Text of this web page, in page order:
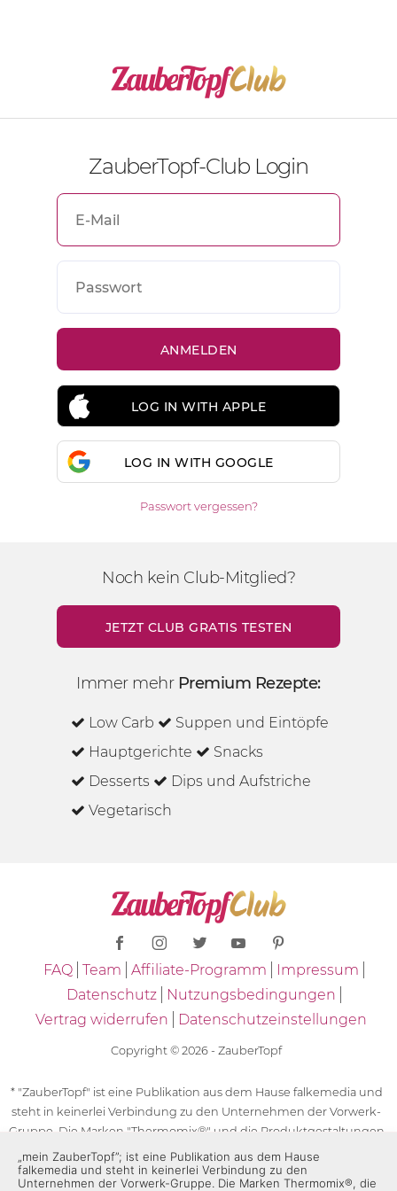
ZauberTopf-Club Login
LOG IN WITH APPLE
LOG IN WITH GOOGLE
Passwort vergessen?
Noch kein Club-Mitglied?
JETZT CLUB GRATIS TESTEN
Immer mehr Premium Rezepte:
Low Carb
Suppen und Eintöpfe
Hauptgerichte
Snacks
Desserts
Dips und Aufstriche
Vegetarisch
FAQ Team Affiliate-Programm
Impressum
Datenschutz
Nutzungsbedingungen
Vertrag widerrufen
Datenschutzeinstellungen
Copyright © 2026 - ZauberTopf
* "ZauberTopf" ist eine Publikation aus dem Hause falkemedia und
steht in keinerlei Verbindung zu den Unternehmen der Vorwerk-
Gruppe. Die Marken "Thermomix®" und die Produktgestaltungen
des "Thermomix®" sind eingetragene Marken der Unternehmen
der Vorwerk-Gruppe. Die Marken Thermomix®, die Zeichen TM5®,
„mein ZauberTopf”; ist eine Publikation aus dem Hause
falkemedia und steht in keinerlei Verbindung zu den
Unternehmen der Vorwerk-Gruppe. Die Marken Thermomix®, die